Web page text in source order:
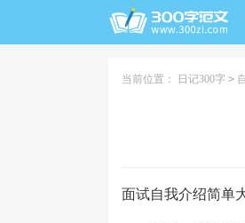
当前位置： 日记300字 >
面试自我介绍简单